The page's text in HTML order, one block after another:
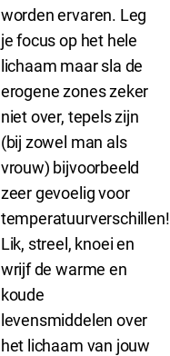
worden ervaren. Leg
je focus op het hele
lichaam maar sla de
erogene zones zeker
niet over, tepels zijn
(bij zowel man als
vrouw) bijvoorbeeld
zeer gevoelig voor
temperatuurverschillen!
Lik, streel, knoei en
wrijf de warme en
koude
levensmiddelen over
het lichaam van jouw